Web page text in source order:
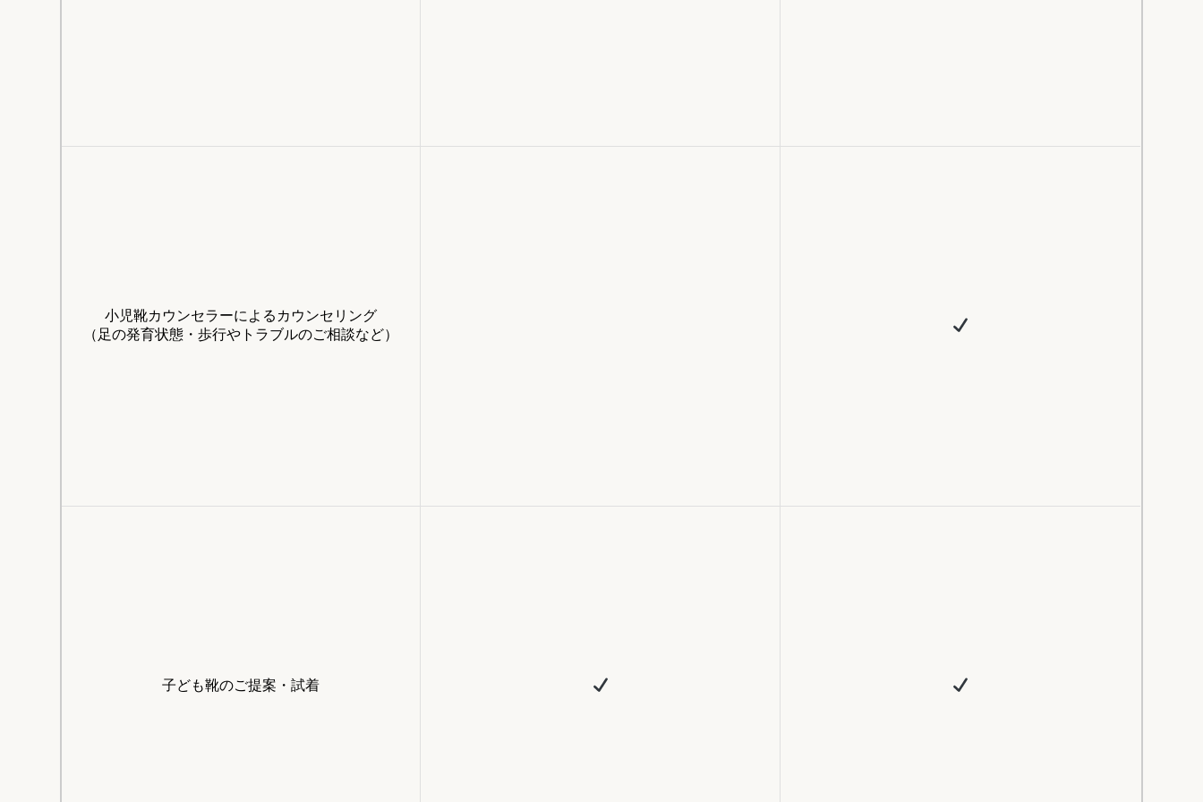
小児靴カウンセラーによるカウンセリング
（足の発育状態・歩行やトラブルのご相談など）
子ども靴のご提案・試着